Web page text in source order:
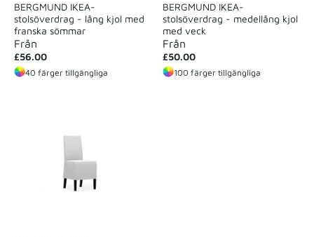
BERGMUND IKEA-
stolsöverdrag - lång kjol med
franska sömmar
Från
£56.00
40 färger tillgängliga
BERGMUND IKEA-
stolsöverdrag - medellång kjol
med veck
Från
£50.00
100 färger tillgängliga